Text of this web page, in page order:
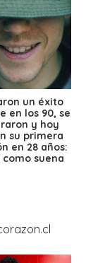
un éxito
en los 90, se
y hoy
su primera
en 28 años:
como suena